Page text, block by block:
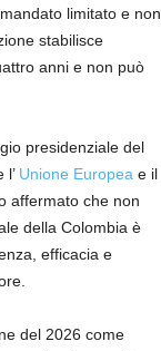
limitato e non
stabilisce
anni e non può
presidenziale del
l’ Unione Europea e il
affermato che non
della Colombia è
efficacia e
del 2026 come